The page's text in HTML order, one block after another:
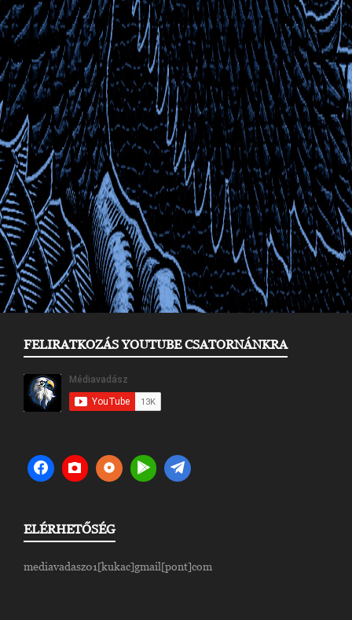
FELIRATKOZÁS YOUTUBE CSATORNÁNKRA
ELÉRHETŐSÉG
mediavadasz01[kukac]gmail[pont]com